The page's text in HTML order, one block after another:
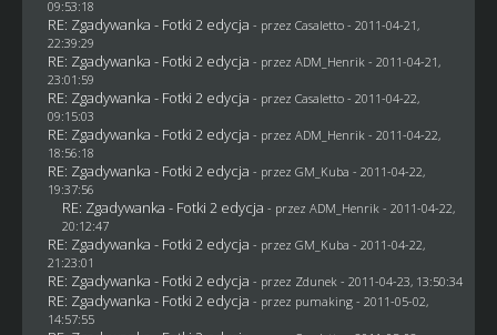
09:53:18
RE: Zgadywanka - Fotki 2 edycja - przez Casaletto- 2011-04-21,
22:39:29
RE: Zgadywanka - Fotki 2 edycja - przez ADM_Henrik- 2011-04-21,
23:01:59
RE: Zgadywanka - Fotki 2 edycja - przez Casaletto- 2011-04-22,
09:15:03
RE: Zgadywanka - Fotki 2 edycja - przez ADM_Henrik- 2011-04-22,
18:56:18
RE: Zgadywanka - Fotki 2 edycja - przez GM_Kuba - 2011-04-22,
19:37:56
RE: Zgadywanka - Fotki 2 edycja - przez ADM_Henrik- 2011-04-22,
20:12:47
RE: Zgadywanka - Fotki 2 edycja - przez GM_Kuba - 2011-04-22,
21:23:01
RE: Zgadywanka - Fotki 2 edycja - przez Zdunek- 2011-04-23, 13:50:34
RE: Zgadywanka - Fotki 2 edycja - przez pumaking- 2011-05-02,
14:57:55